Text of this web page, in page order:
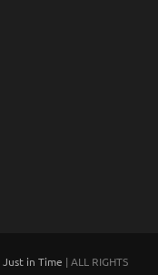
Just in Time | ALL RIGHTS